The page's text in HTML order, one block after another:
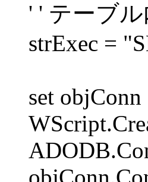
' ' テーブ
strExec =
set objConn